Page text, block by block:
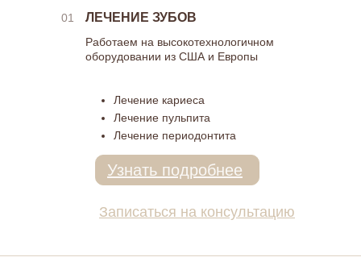
ЛЕЧЕНИЕ ЗУБОВ
Работаем на высокотехнологичном
оборудовании из США и Европы
01
Лечение кариеса
Лечение пульпита
Лечение периодонтита
Узнать подробнее
Записаться на консультацию